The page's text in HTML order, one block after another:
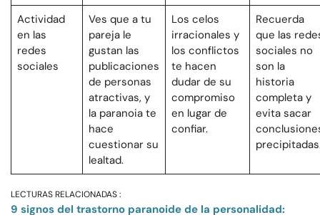
Actividad
en las
redes
sociales
Ves que a tu
pareja le
gustan las
publicaciones
de personas
atractivas, y
la paranoia te
hace
cuestionar su
lealtad.
Los celos
irracionales y
los conflictos
te hacen
dudar de su
compromiso
en lugar de
confiar.
Recuerda
que las
sociales no
son la
historia
completa y
evita sacar
LECTURAS RELACIONADAS :
9 signos del trastorno paranoide de la personalidad: